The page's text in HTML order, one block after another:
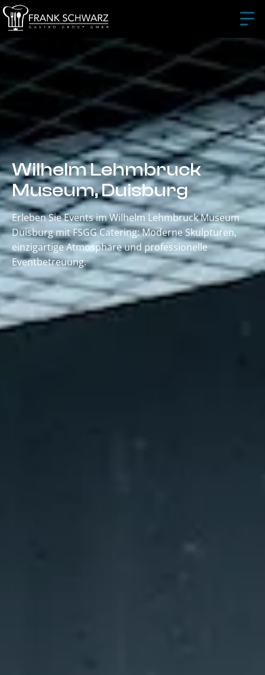
Wilhelm Lehmbruck
Museum, Duisburg
Erleben Sie Events im Wilhelm Lehmbruck Museum
Duisburg mit FSGG Catering: Moderne Skulpturen,
einzigartige Atmosphäre und professionelle
Eventbetreuung.